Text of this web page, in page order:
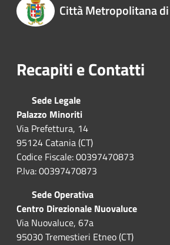
Città Metropolitana
Recapiti e Contatti
Sede Legale
Palazzo Minoriti
Via Prefettura, 14
95124 Catania (CT)
Codice Fiscale: 00397470873
P.Iva: 00397470873
Sede Operativa
Centro Direzionale Nuovaluce
Via Nuovaluce, 67a
95030 Tremestieri Etneo (CT)